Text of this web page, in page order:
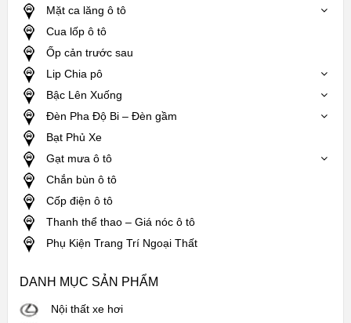
Mặt ca lăng ô tô
Cua lốp ô tô
Ốp cản trước sau
Lip Chia pô
Bậc Lên Xuống
Đèn Pha Độ Bi – Đèn gầm
Bạt Phủ Xe
Gạt mưa ô tô
Chắn bùn ô tô
Cốp điện ô tô
Thanh thể thao – Giá nóc ô tô
Phụ Kiện Trang Trí Ngoại Thất
DANH MỤC SẢN PHẨM
Nội thất xe hơi